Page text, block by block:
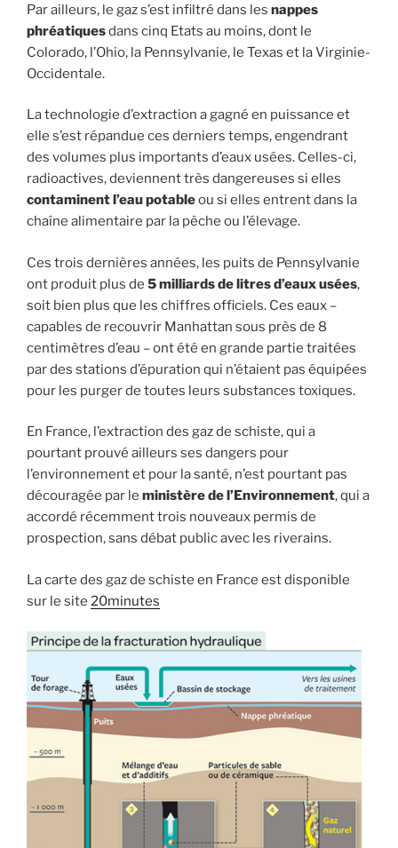
Par ailleurs, le gaz s’est infiltré dans les nappes
phréatiquesdans cinq Etats au moins, dont le
Colorado, l’Ohio, la Pennsylvanie, le Texas et la Virginie-
Occidentale.
La technologie d’extraction a gagné en puissance et
elle s’est répandue ces derniers temps, engendrant
des volumes plus importants d’eaux usées. Celles-ci,
radioactives, deviennent très dangereuses si elles
contaminent l’eau potableou si elles entrent dans la
chaîne alimentaire par la pêche ou l’élevage.
Ces trois dernières années, les puits de Pennsylvanie
ont produit plus de 5 milliards de litres d’eaux usées,
soit bien plus que les chiffres officiels. Ces eaux –
capables de recouvrir Manhattan sous près de 8
centimètres d’eau – ont été en grande partie traitées
par des stations d’épuration qui n’étaient pas équipées
pour les purger de toutes leurs substances toxiques.
En France, l’extraction des gaz de schiste, qui a
pourtant prouvé ailleurs ses dangers pour
l’environnement et pour la santé, n’est pourtant pas
découragée par le ministère de l’Environnement, qui a
accordé récemment trois nouveaux permis de
prospection, sans débat public avec les riverains.
La carte des gaz de schiste en France est disponible
sur le site 20minutes